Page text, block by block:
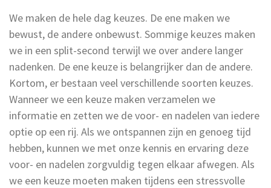
We maken de hele dag keuzes. De ene maken we
bewust, de andere onbewust. Sommige keuzes maken
we in een split-second terwijl we over andere langer
nadenken. De ene keuze is belangrijker dan de andere.
Kortom, er bestaan veel verschillende soorten keuzes.
Wanneer we een keuze maken verzamelen we
informatie en zetten we de voor- en nadelen van iedere
optie op een rij. Als we ontspannen zijn en genoeg tijd
hebben, kunnen we met onze kennis en ervaring deze
voor- en nadelen zorgvuldig tegen elkaar afwegen. Als
we een keuze moeten maken tijdens een stressvolle